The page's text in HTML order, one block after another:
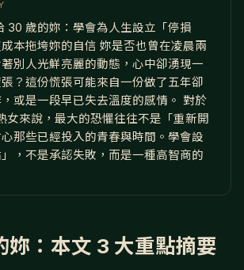
30 歲的妳：學會為人生設立「停損
本拖垮妳的自信 妳是否也曾在凌晨兩
別人光鮮亮麗的動態，心中卻湧現一
？這份慌張可能來自一份做了五年卻
或是一段早已失去溫度的感情。 對於
女來說，最大的恐懼往往不是「重新開
那些已經投入的青春與時間。學會設
，不是承認失敗，而是一種高智商的
妳：本文 3 大重點摘要